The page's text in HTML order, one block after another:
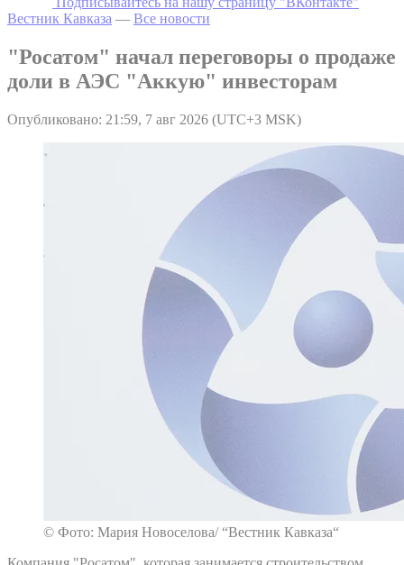
Вестник Кавказа — Все новости
"Росатом" начал переговоры о продаже
доли в АЭС "Аккую" инвесторам
Опубликовано: 21:59, 7 авг 2026 (UTC+3 MSK)
© Фото: Мария Новоселова/ “Вестник Кавказа“